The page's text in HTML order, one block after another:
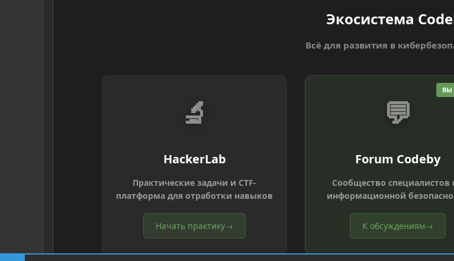
Экосистема
Всё для развития в
🔬
HackerLab
Практические задачи и CTF-
платформа для отработки навыков
Начать практику→
ВЫ
💬
Forum Codeby
Сообщество специалистов
информационной
К обсуждениям→